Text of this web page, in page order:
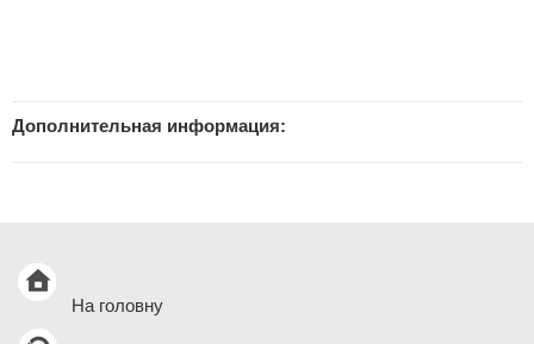
Дополнительная информация:
На головну